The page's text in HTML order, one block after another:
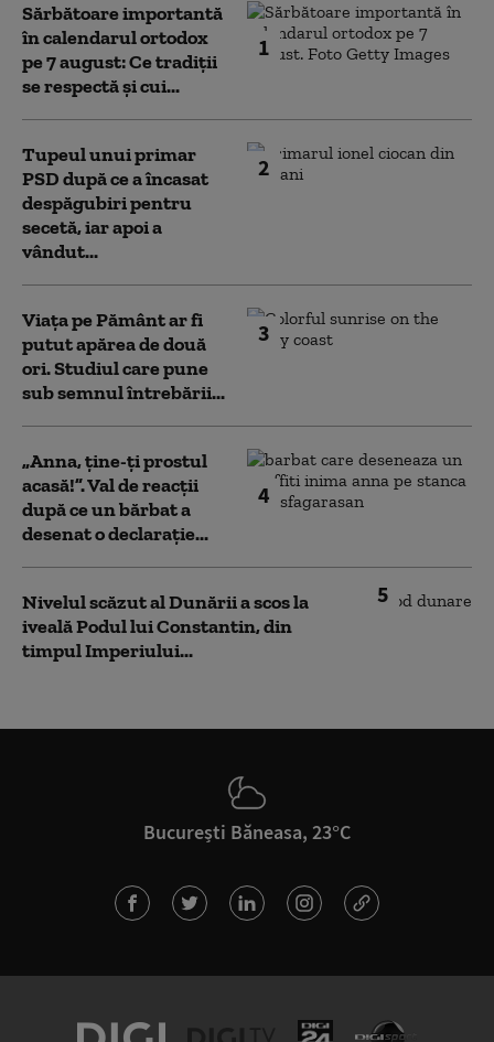
1
Sărbătoare importantă
în calendarul ortodox
pe 7 august: Ce tradiții
se respectă și cui...
2
Tupeul unui primar
PSD după ce a încasat
despăgubiri pentru
secetă, iar apoi a
vândut...
3
Viața pe Pământ ar fi
putut apărea de două
ori. Studiul care pune
sub semnul întrebării...
4
„Anna, ţine-ţi prostul
acasă!”. Val de reacții
după ce un bărbat a
desenat o declarație...
5
Nivelul scăzut al Dunării a scos la
iveală Podul lui Constantin, din
timpul Imperiului...
București Băneasa, 23°C